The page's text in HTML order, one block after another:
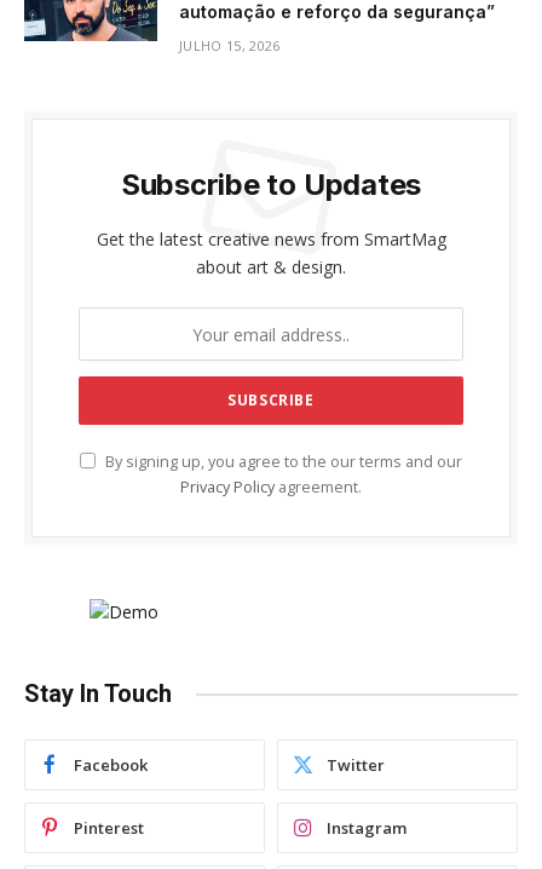
automação e reforço da segurança”
JULHO 15, 2026
Subscribe to Updates
Get the latest creative news from SmartMag
about art & design.
By signing up, you agree to the our terms and our
Privacy Policy agreement.
Stay In Touch
Facebook Twitter
Pinterest Instagram